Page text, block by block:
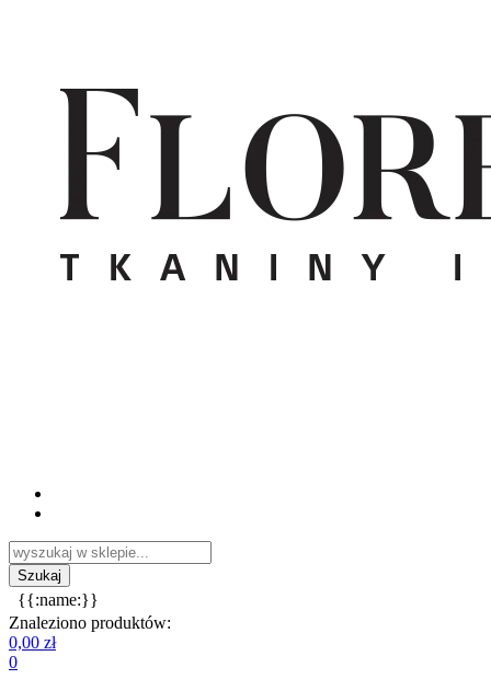
{{:name:}}
Znaleziono produktów:
0,00 zł
0